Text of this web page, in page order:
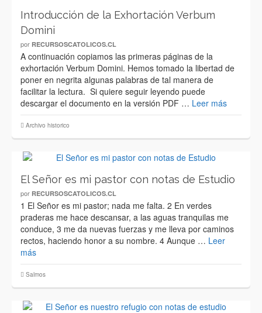
Introducción de la Exhortación Verbum
Domini
por RECURSOSCATOLICOS.CL
A continuación copiamos las primeras páginas de la
exhortación Verbum Domini. Hemos tomado la libertad de
poner en negrita algunas palabras de tal manera de
facilitar la lectura. Si quiere seguir leyendo puede
descargar el documento en la versión PDF … Leer más
Archivo historico
El Señor es mi pastor con notas de Estudio
por RECURSOSCATOLICOS.CL
1 El Señor es mi pastor; nada me falta. 2 En verdes
praderas me hace descansar, a las aguas tranquilas me
conduce, 3 me da nuevas fuerzas y me lleva por caminos
rectos, haciendo honor a su nombre. 4 Aunque … Leer
más
Salmos